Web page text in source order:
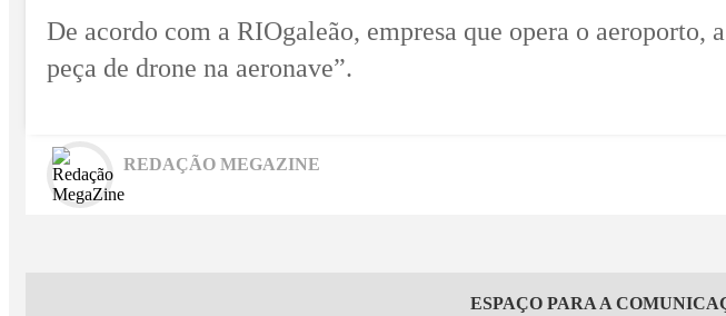
De acordo com a RIOgaleão, empresa que opera o
peça de drone na aeronave”.
REDAÇÃO MEGAZINE
ESPAÇO PARA A